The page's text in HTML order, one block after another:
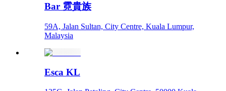
Bar 霓貴族
59A, Jalan Sultan, City Centre, Kuala Lumpur,
Malaysia
Esca KL